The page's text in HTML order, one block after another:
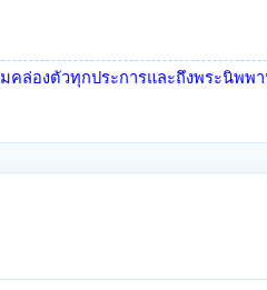
คล่องตัวทุกประการและถึงพระนิพพ